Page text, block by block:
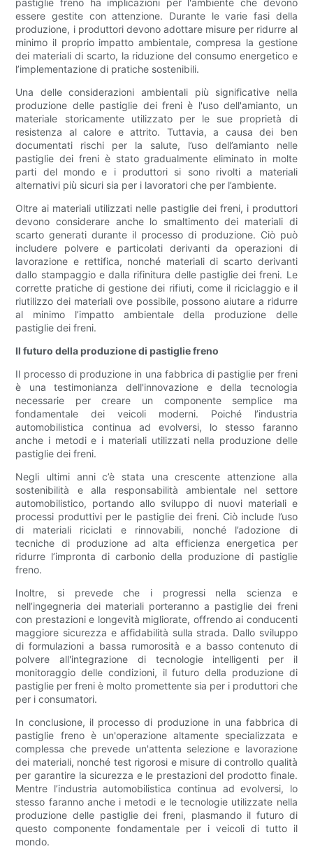
pastiglie freno ha implicazioni per l'ambiente che devono
essere gestite con attenzione. Durante le varie fasi della
produzione, i produttori devono adottare misure per ridurre al
minimo il proprio impatto ambientale, compresa la gestione
dei materiali di scarto, la riduzione del consumo energetico e
l’implementazione di pratiche sostenibili.
Una delle considerazioni ambientali più significative nella
produzione delle pastiglie dei freni è l'uso dell'amianto, un
materiale storicamente utilizzato per le sue proprietà di
resistenza al calore e attrito. Tuttavia, a causa dei ben
documentati rischi per la salute, l’uso dell’amianto nelle
pastiglie dei freni è stato gradualmente eliminato in molte
parti del mondo e i produttori si sono rivolti a materiali
alternativi più sicuri sia per i lavoratori che per l’ambiente.
Oltre ai materiali utilizzati nelle pastiglie dei freni, i produttori
devono considerare anche lo smaltimento dei materiali di
scarto generati durante il processo di produzione. Ciò può
includere polvere e particolati derivanti da operazioni di
lavorazione e rettifica, nonché materiali di scarto derivanti
dallo stampaggio e dalla rifinitura delle pastiglie dei freni. Le
corrette pratiche di gestione dei rifiuti, come il riciclaggio e il
riutilizzo dei materiali ove possibile, possono aiutare a ridurre
al minimo l’impatto ambientale della produzione delle
pastiglie dei freni.
Il futuro della produzione di pastiglie freno
Il processo di produzione in una fabbrica di pastiglie per freni
è una testimonianza dell'innovazione e della tecnologia
necessarie per creare un componente semplice ma
fondamentale dei veicoli moderni. Poiché l’industria
automobilistica continua ad evolversi, lo stesso faranno
anche i metodi e i materiali utilizzati nella produzione delle
pastiglie dei freni.
Negli ultimi anni c’è stata una crescente attenzione alla
sostenibilità e alla responsabilità ambientale nel settore
automobilistico, portando allo sviluppo di nuovi materiali e
processi produttivi per le pastiglie dei freni. Ciò include l’uso
di materiali riciclati e rinnovabili, nonché l’adozione di
tecniche di produzione ad alta efficienza energetica per
ridurre l’impronta di carbonio della produzione di pastiglie
freno.
Inoltre, si prevede che i progressi nella scienza e
nell’ingegneria dei materiali porteranno a pastiglie dei freni
con prestazioni e longevità migliorate, offrendo ai conducenti
maggiore sicurezza e affidabilità sulla strada. Dallo sviluppo
di formulazioni a bassa rumorosità e a basso contenuto di
polvere all'integrazione di tecnologie intelligenti per il
monitoraggio delle condizioni, il futuro della produzione di
pastiglie per freni è molto promettente sia per i produttori che
per i consumatori.
In conclusione, il processo di produzione in una fabbrica di
pastiglie freno è un'operazione altamente specializzata e
complessa che prevede un'attenta selezione e lavorazione
dei materiali, nonché test rigorosi e misure di controllo qualità
per garantire la sicurezza e le prestazioni del prodotto finale.
Mentre l’industria automobilistica continua ad evolversi, lo
stesso faranno anche i metodi e le tecnologie utilizzate nella
produzione delle pastiglie dei freni, plasmando il futuro di
questo componente fondamentale per i veicoli di tutto il
mondo.